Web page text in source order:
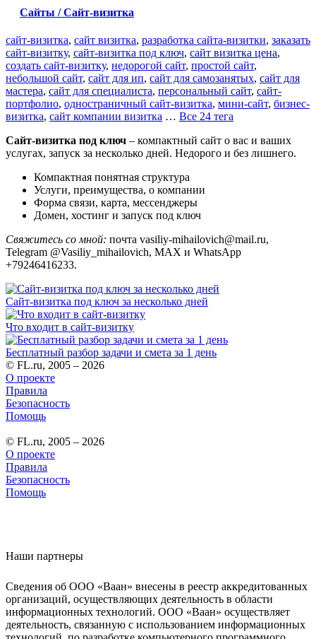
Сайты / Сайт-визитка
сайт-визитка, сайт визитка, разработка сайта-визитки, заказать
сайт-визитку, сайт-визитка под ключ, сайт визитка цена,
создать сайт-визитку, недорогой сайт, простой сайт,
небольшой сайт, сайт для ип, сайт для самозанятых, сайт для
мастера, сайт для специалиста, персональный сайт, сайт-
портфолио, одностраничный сайт-визитка, мини-сайт, бизнес-
визитка, сайт компании визитка … Все 24 тега
Сайт-визитка под ключ – компактный сайт о вас и ваших
услугах, запуск за несколько дней. Недорого и без лишнего.
Компактная понятная структура
Услуги, преимущества, о компании
Форма связи, карта, мессенджеры
Домен, хостинг и запуск под ключ
Свяжитесь со мной: почта vasiliy-mihailovich@mail.ru,
Telegram @Vasiliy_mihailovich, MAX и WhatsApp
+79246416233.
Сайт-визитка под ключ за несколько дней
Что входит в сайт-визитку
Бесплатный разбор задачи и смета за 1 день
© FL.ru, 2005 – 2026
О проекте
Правила
Безопасность
Помощь
© FL.ru, 2005 – 2026
О проекте
Правила
Безопасность
Помощь
Наши партнеры
Сведения об ООО «Ваан» внесены в реестр аккредитованных
организаций, осуществляющих деятельность в области
информационных технологий. ООО «Ваан» осуществляет
деятельность, связанную с использованием информационных